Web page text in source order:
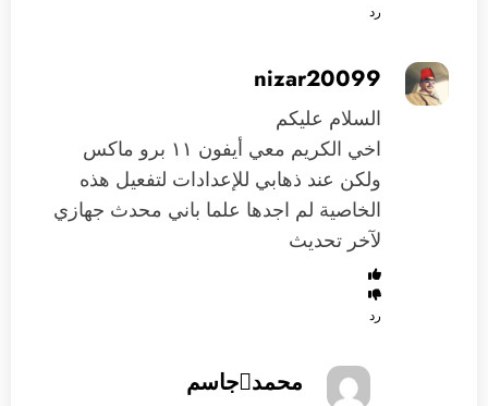
رد
nizar20099
السلام عليكم
اخي الكريم معي أيفون ١١ برو ماكس
ولكن عند ذهابي للإعدادات لتفعيل هذه
الخاصية لم اجدها علما باني محدث جهازي
لآخر تحديث
رد
محمدجاسم